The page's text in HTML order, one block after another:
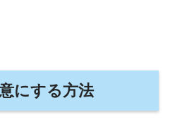
にする方法